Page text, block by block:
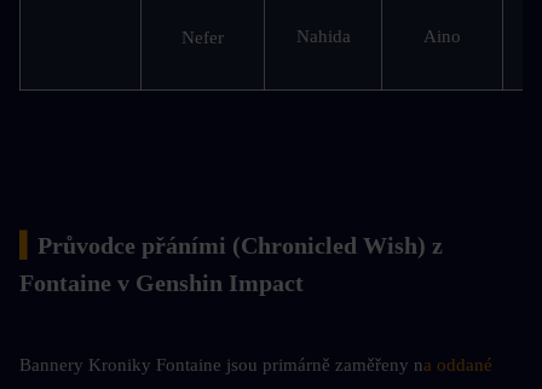
Nefer Nahida Aino
Průvodce přáními (Chronicled Wish) z
Fontaine v Genshin Impact
Bannery Kroniky Fontaine jsou primárně zaměřeny na oddané